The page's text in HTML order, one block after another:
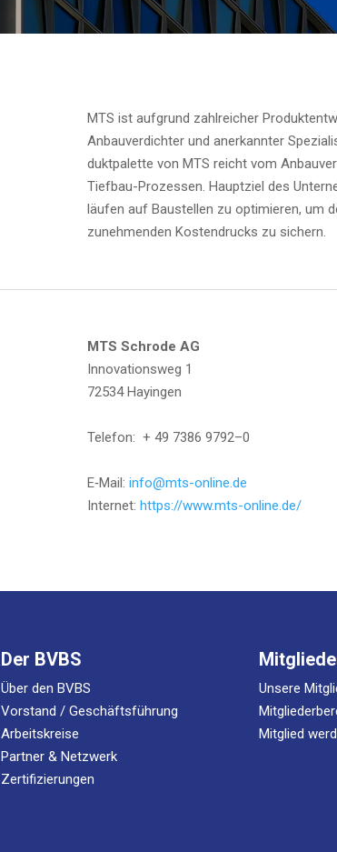
MTS ist auf­grund zahl­rei­cher
Anbau­ver­dich­ter und aner­kann­ter
dukt­pa­let­te von MTS reicht vom
Tief­bau-Pro­zes­sen. Haupt­ziel des
läu­fen auf Bau­stel­len zu opti­mie­ren, um
zuneh­men­den Kos­ten­drucks zu sichern.
MTS Schro­de AG
Inno­va­ti­ons­weg 1
72534 Hayingen
Tele­fon: + 49 7386 9792–0
E‑Mail: info@mts-online.de
Inter­net: https://www.mts-online.de/
Der BVBS
Über den BVBS
Vorstand / Geschäftsführung
Arbeitskreise
Partner & Netzwerk
Zertifizierungen
Unsere
Mitglied